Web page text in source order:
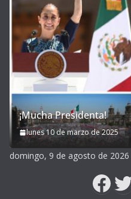
¡Mucha Presidenta!
lunes 10 de marzo de 2025
domingo, 9 de agosto de 2026